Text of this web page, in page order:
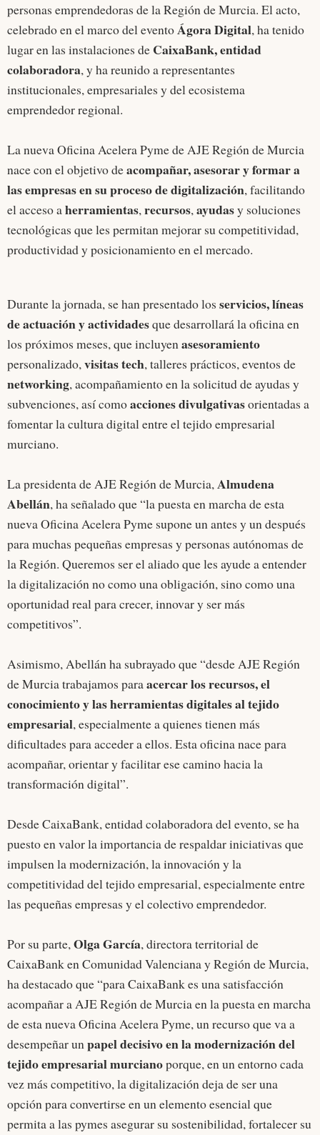
personas emprendedoras de la Región de Murcia. El acto,
celebrado en el marco del eventoÁgora Digital, ha tenido
lugar en las instalaciones de CaixaBank, entidad
colaboradora, y ha reunido a representantes
institucionales, empresariales y del ecosistema
emprendedor regional.
La nueva Oficina Acelera Pyme de AJE Región de Murcia
nace con el objetivo deacompañar, asesorar y formar a
las empresas en su proceso de digitalización, facilitando
el acceso aherramientas,recursos,ayudasy soluciones
tecnológicas que les permitan mejorar su competitividad,
productividad y posicionamiento en el mercado.
Durante la jornada, se han presentado los servicios, líneas
de actuación y actividadesque desarrollará la oficina en
los próximos meses, que incluyenasesoramiento
personalizado,visitas tech, talleres prácticos, eventos de
networking, acompañamiento en la solicitud de ayudas y
subvenciones, así comoacciones divulgativasorientadas a
fomentar la cultura digital entre el tejido empresarial
murciano.
La presidenta de AJE Región de Murcia,Almudena
Abellán, ha señalado que “la puesta en marcha de esta
nueva Oficina Acelera Pyme supone un antes y un después
para muchas pequeñas empresas y personas autónomas de
la Región. Queremos ser el aliado que les ayude a entender
la digitalización no como una obligación, sino como una
oportunidad real para crecer, innovar y ser más
competitivos”.
Asimismo, Abellán ha subrayado que “desde AJE Región
de Murcia trabajamos paraacercar los recursos, el
conocimiento y las herramientas digitales al tejido
empresarial, especialmente a quienes tienen más
dificultades para acceder a ellos. Esta oficina nace para
acompañar, orientar y facilitar ese camino hacia la
transformación digital”.
Desde CaixaBank, entidad colaboradora del evento, se ha
puesto en valor la importancia de respaldar iniciativas que
impulsen la modernización, la innovación y la
competitividad del tejido empresarial, especialmente entre
las pequeñas empresas y el colectivo emprendedor.
Por su parte,Olga García, directora territorial de
CaixaBank en Comunidad Valenciana y Región de Murcia,
ha destacado que “para CaixaBank es una satisfacción
acompañar a AJE Región de Murcia en la puesta en marcha
de esta nueva Oficina Acelera Pyme, un recurso que va a
desempeñar unpapel decisivo en la modernización del
tejido empresarial murcianoporque, en un entorno cada
vez más competitivo, la digitalización deja de ser una
opción para convertirse en un elemento esencial que
permita a las pymes asegurar su sostenibilidad, fortalecer su